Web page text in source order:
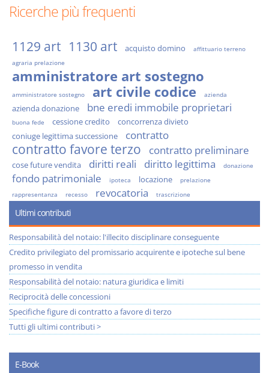
Ricerche più frequenti
1129 art 1130 art acquisto domino
affittuario terreno
agraria prelazione
amministratore art sostegno
amministratore sostegno art civile codice azienda
azienda donazione bne eredi immobile proprietari
buona fede cessione credito
concorrenza divieto
coniuge legittima successione
contratto
contratto favore terzo contratto preliminare
cose future vendita diritti reali diritto legittima donazione
fondo patrimoniale ipoteca locazione
prelazione
rappresentanza
recesso revocatoria trascrizione
Ultimi contributi
Responsabilità del notaio: l'illecito disciplinare conseguente
Credito privilegiato del promissario acquirente e ipoteche sul bene
promesso in vendita
Responsabilità del notaio: natura giuridica e limiti
Reciprocità delle concessioni
Specifiche figure di contratto a favore di terzo
Tutti gli ultimi contributi >
E-Book